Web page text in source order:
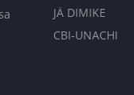
JÄ DIMIKE
CBI-UNACHI